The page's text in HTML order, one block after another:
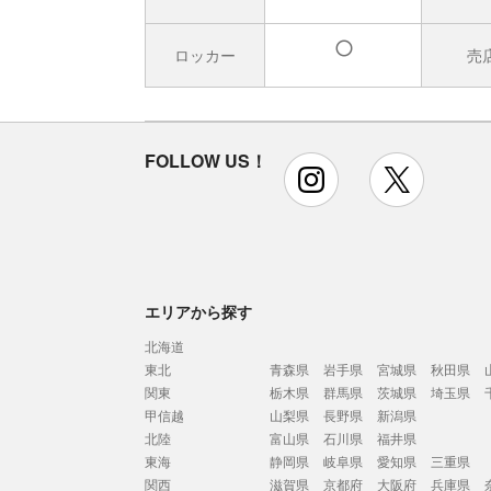
ロッカー 売
FOLLOW US！ instagram
エリアから探す
北海道
東北
青森県 岩手県 宮城県 秋田県
関東
栃木県 群馬県 茨城県 埼玉県
甲信越
山梨県 長野県
新潟県
北陸
富山県 石川県
福井県
東海
静岡県 岐阜県 愛知県
三重県
関西
滋賀県 京都府 大阪府 兵庫県